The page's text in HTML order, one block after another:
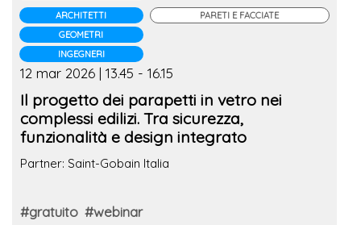
ARCHITETTI
GEOMETRI
INGEGNERI
PARETI E FACCIATE
12 mar 2026 | 13.45 - 16.15
Il progetto dei parapetti in vetro nei
complessi edilizi. Tra sicurezza,
funzionalità e design integrato
Partner: Saint-Gobain Italia
#gratuito #webinar